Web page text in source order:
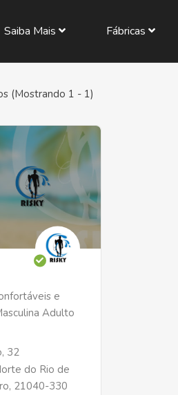
Saiba Mais Fábricas
(Mostrando 1 - 1)
e
Adulto
32
do Rio de
21040-330